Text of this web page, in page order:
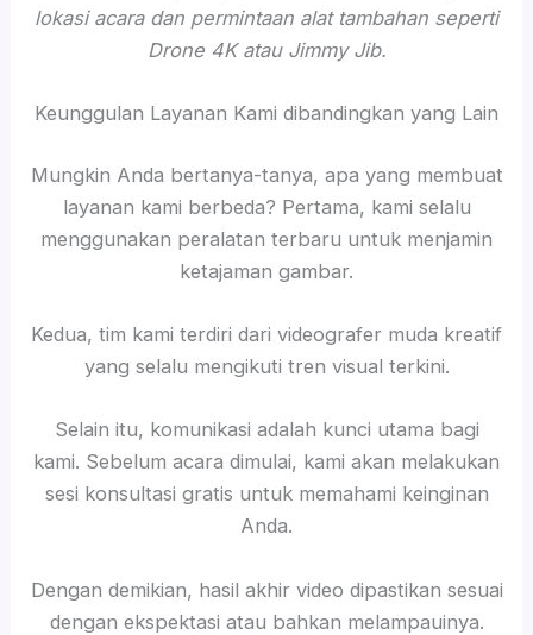
lokasi acara dan permintaan alat tambahan seperti
Drone 4K atau Jimmy Jib.
Keunggulan Layanan Kami dibandingkan yang Lain
Mungkin Anda bertanya-tanya, apa yang membuat
layanan kami berbeda? Pertama, kami selalu
menggunakan peralatan terbaru untuk menjamin
ketajaman gambar.
Kedua, tim kami terdiri dari videografer muda kreatif
yang selalu mengikuti tren visual terkini.
Selain itu, komunikasi adalah kunci utama bagi
kami. Sebelum acara dimulai, kami akan melakukan
sesi konsultasi gratis untuk memahami keinginan
Anda.
Dengan demikian, hasil akhir video dipastikan sesuai
dengan ekspektasi atau bahkan melampauinya.